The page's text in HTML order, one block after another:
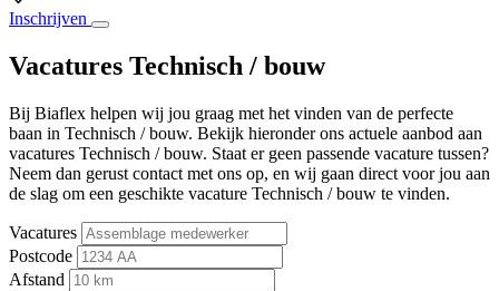
Inschrijven
Vacatures Technisch / bouw
Bij Biaflex helpen wij jou graag met het vinden van de perfecte
baan in Technisch / bouw. Bekijk hieronder ons actuele aanbod aan
vacatures Technisch / bouw. Staat er geen passende vacature tussen?
Neem dan gerust contact met ons op, en wij gaan direct voor jou aan
de slag om een geschikte vacature Technisch / bouw te vinden.
Vacatures
Postcode
Afstand